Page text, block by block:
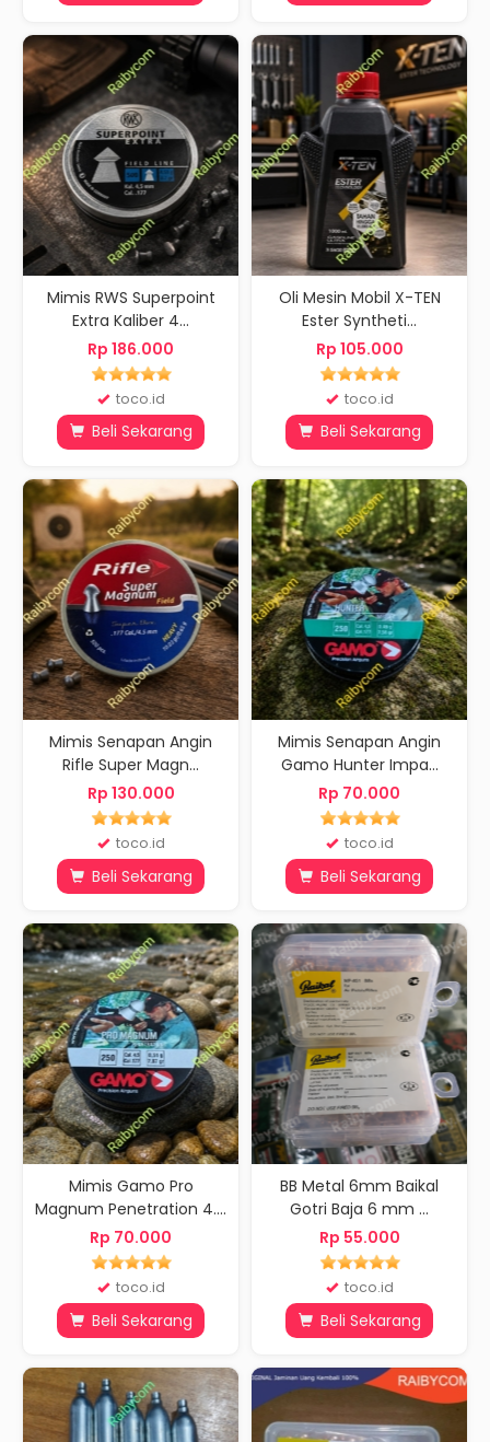
Mimis RWS Superpoint
Extra Kaliber 4...
Rp 186.000
toco.id
Beli Sekarang
Oli Mesin Mobil X-TEN
Ester Syntheti...
Rp 105.000
toco.id
Beli Sekarang
Mimis Senapan Angin
Rifle Super Magn...
Rp 130.000
toco.id
Beli Sekarang
Mimis Senapan Angin
Gamo Hunter Impa...
Rp 70.000
toco.id
Beli Sekarang
Mimis Gamo Pro
Magnum Penetration 4....
Rp 70.000
toco.id
Beli Sekarang
BB Metal 6mm Baikal
Gotri Baja 6 mm ...
Rp 55.000
toco.id
Beli Sekarang